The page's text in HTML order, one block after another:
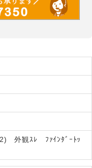
外観ｽﾚ ﾌｧｲﾝﾀﾞｰﾄｯ